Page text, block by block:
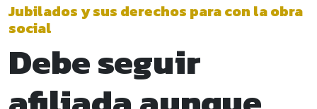
Jubilados y sus derechos para con la obra
social
Debe seguir